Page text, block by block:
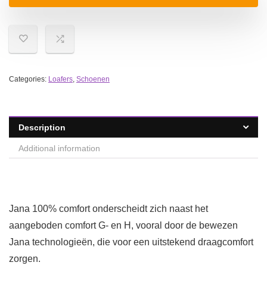
Categories: Loafers, Schoenen
Description
Additional information
Jana 100% comfort onderscheidt zich naast het
aangeboden comfort G- en H, vooral door de bewezen
Jana technologieën, die voor een uitstekend draagcomfort
zorgen.